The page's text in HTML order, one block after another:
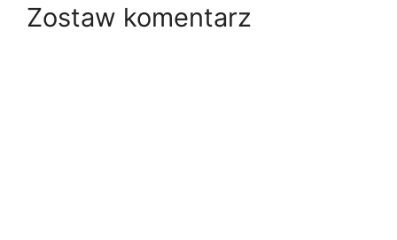
Zostaw komentarz